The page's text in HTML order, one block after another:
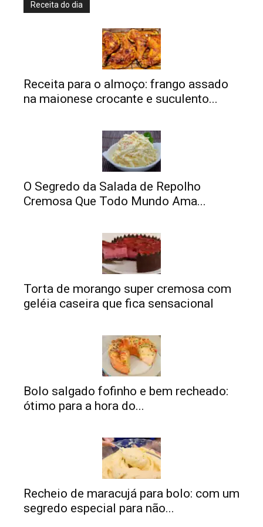
Receita do dia
Receita para o almoço: frango assado
na maionese crocante e suculento...
O Segredo da Salada de Repolho
Cremosa Que Todo Mundo Ama...
Torta de morango super cremosa com
geléia caseira que fica sensacional
Bolo salgado fofinho e bem recheado:
ótimo para a hora do...
Recheio de maracujá para bolo: com um
segredo especial para não...